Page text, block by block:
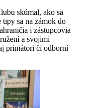
skúmal, ako sa
sa na zámok do
i zástupcovia
a svojimi
primátori či odborní